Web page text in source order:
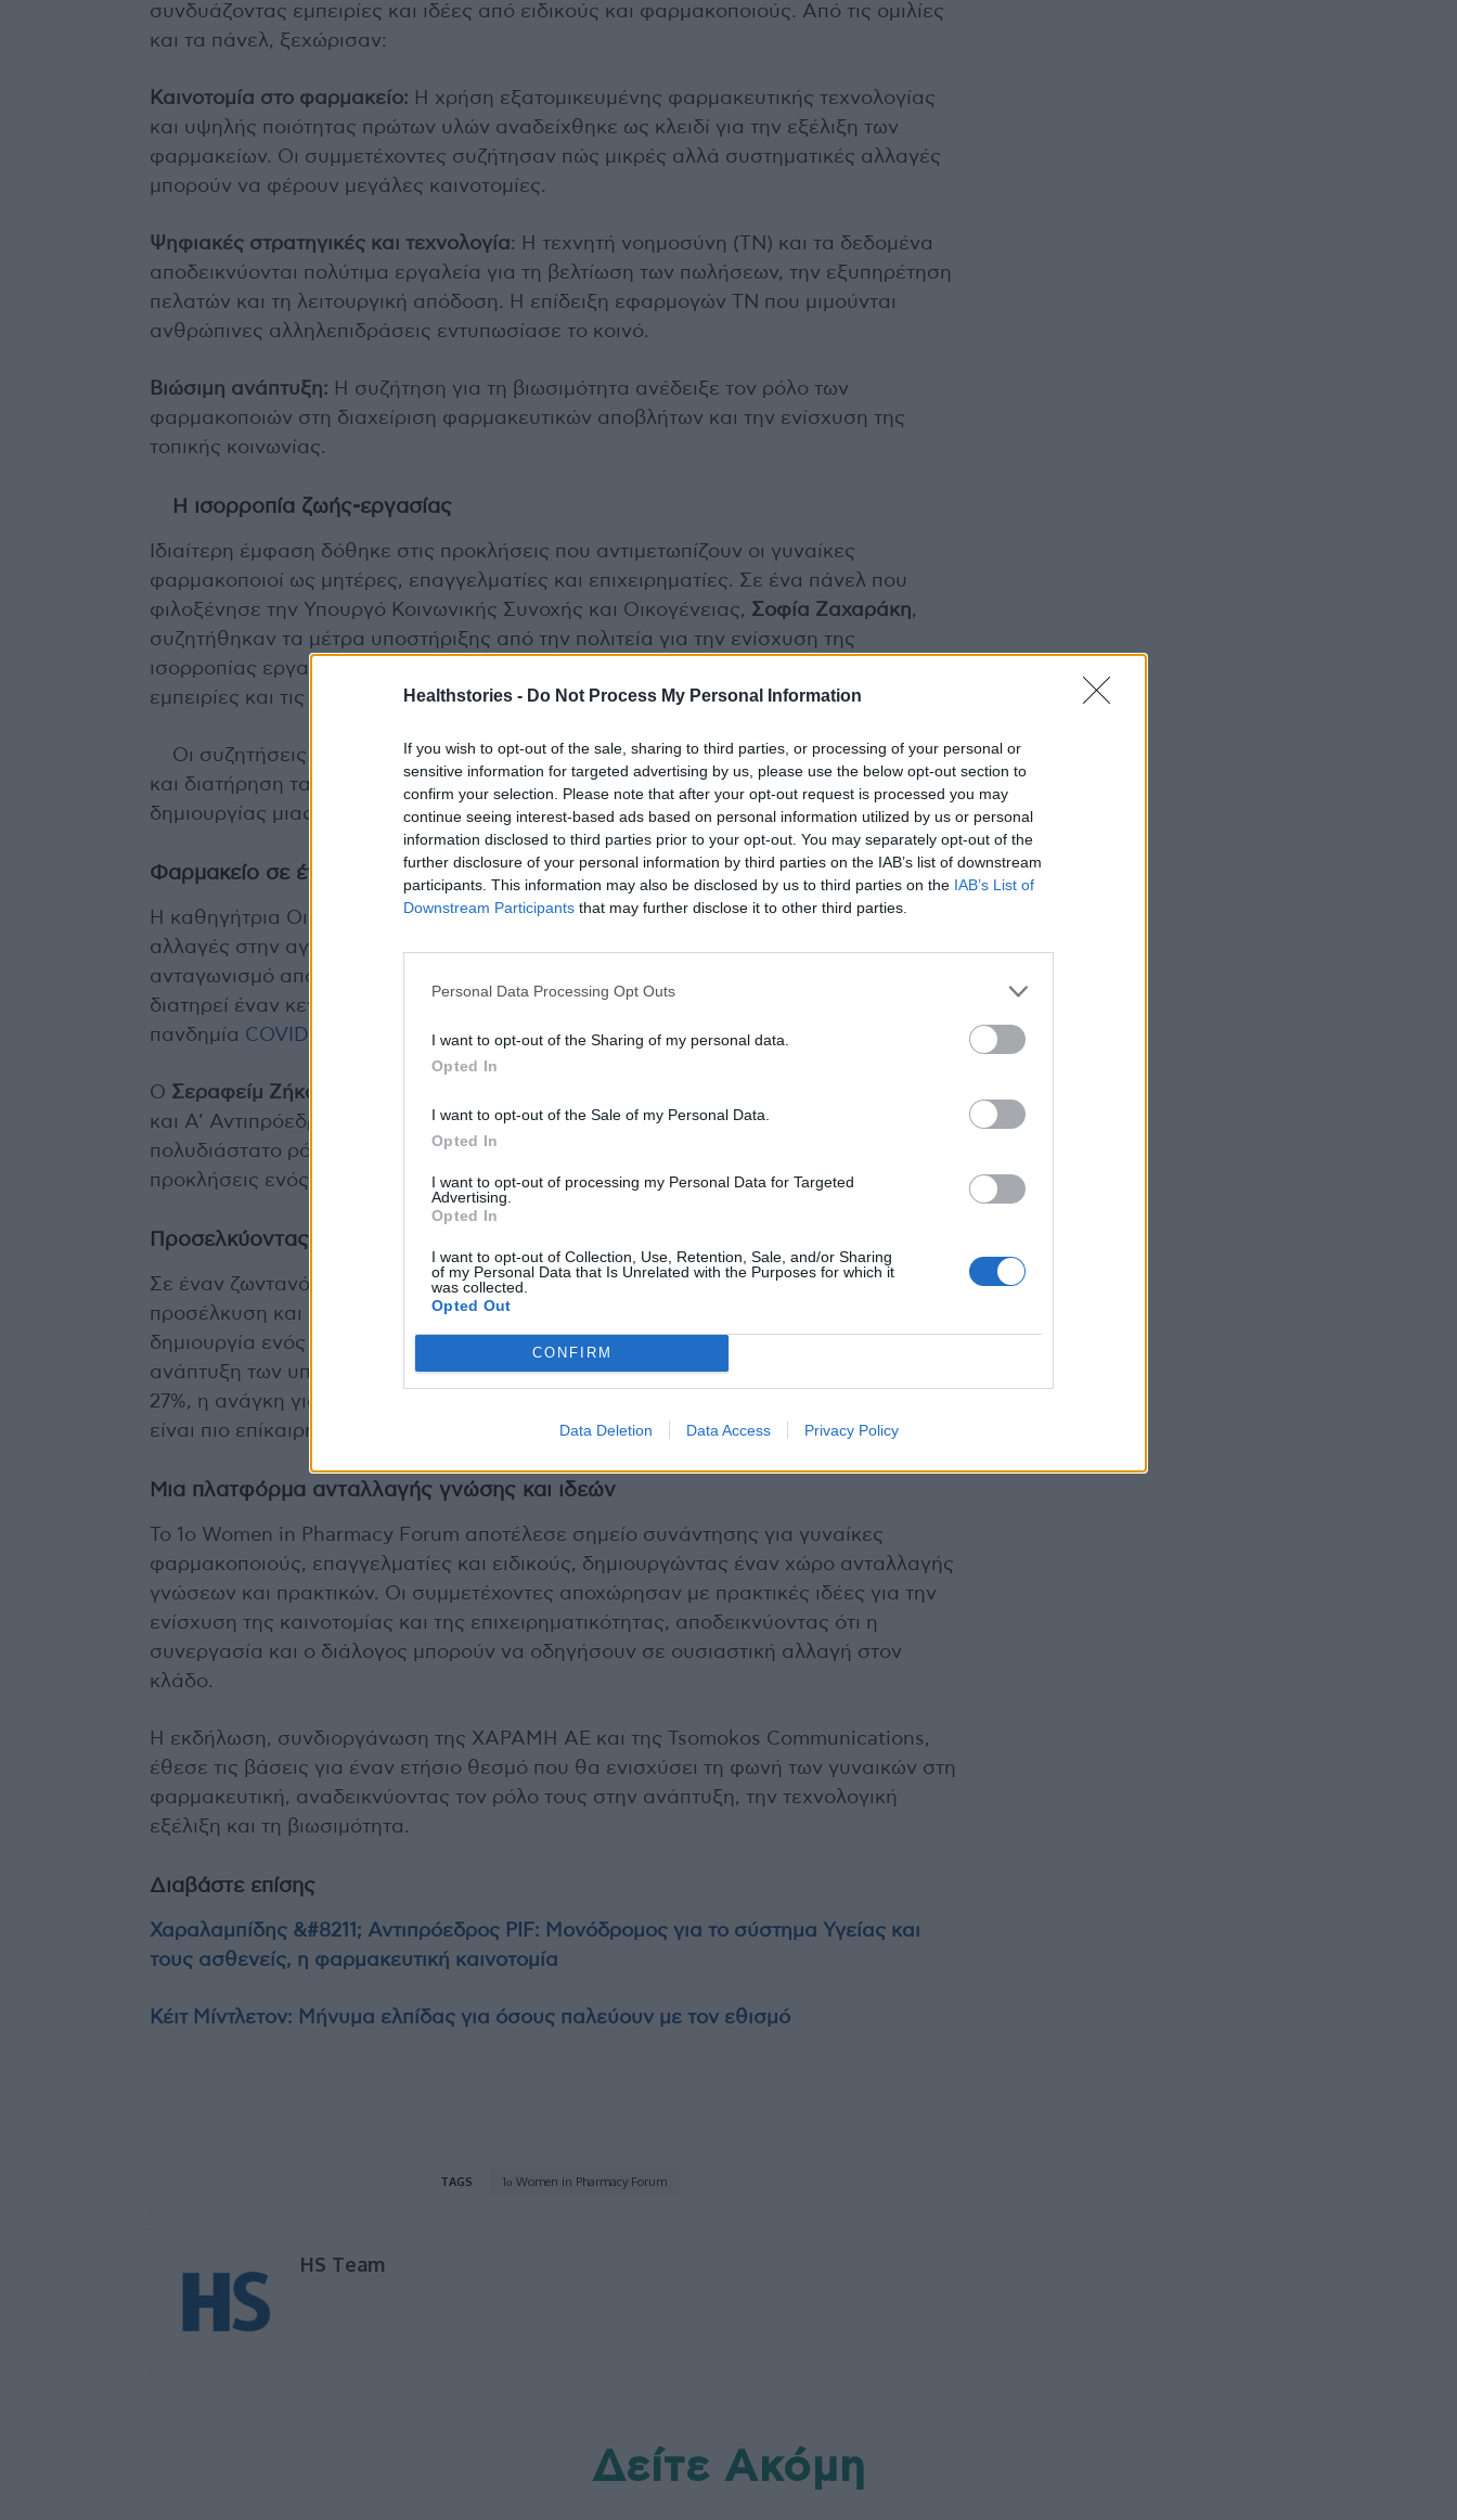
Healthstories - Do Not Process My Personal Information
If you wish to opt-out of the sale, sharing to third parties, or processing of your personal or
sensitive information for targeted advertising by us, please use the below opt-out section to
confirm your selection. Please note that after your opt-out request is processed you may
continue seeing interest-based ads based on personal information utilized by us or personal
information disclosed to third parties prior to your opt-out. You may separately opt-out of the
further disclosure of your personal information by third parties on the IAB’s list of downstream
participants. This information may also be disclosed by us to third parties on the IAB’s List of
Downstream Participants that may further disclose it to other third parties.
Personal Data Processing Opt Outs
I want to opt-out of the Sharing of my personal data.
Opted In
I want to opt-out of the Sale of my Personal Data.
Opted In
I want to opt-out of processing my Personal Data for Targeted
Advertising.
Opted In
I want to opt-out of Collection, Use, Retention, Sale, and/or Sharing
of my Personal Data that Is Unrelated with the Purposes for which it
was collected.
Opted Out
CONFIRM
Data Deletion Data Access Privacy Policy
συνδυάζοντας εμπειρίες και ιδέες από ειδικούς και φαρμακοποιούς. Από τις ομιλίες
και τα πάνελ, ξεχώρισαν:
Καινοτομία στο φαρμακείο: Η χρήση εξατομικευμένης φαρμακευτικής τεχνολογίας
και υψηλής ποιότητας πρώτων υλών αναδείχθηκε ως κλειδί για την εξέλιξη των
φαρμακείων. Οι συμμετέχοντες συζήτησαν πώς μικρές αλλά συστηματικές αλλαγές
μπορούν να φέρουν μεγάλες καινοτομίες.
Ψηφιακές στρατηγικές και τεχνολογία: Η τεχνητή νοημοσύνη (ΤΝ) και τα δεδομένα
αποδεικνύονται πολύτιμα εργαλεία για τη βελτίωση των πωλήσεων, την εξυπηρέτηση
πελατών και τη λειτουργική απόδοση. Η επίδειξη εφαρμογών ΤΝ που μιμούνται
ανθρώπινες αλληλεπιδράσεις εντυπωσίασε το κοινό.
Βιώσιμη ανάπτυξη: Η συζήτηση για τη βιωσιμότητα ανέδειξε τον ρόλο των
φαρμακοποιών στη διαχείριση φαρμακευτικών αποβλήτων και την ενίσχυση της
τοπικής κοινωνίας.
Η ισορροπία ζωής-εργασίας
Ιδιαίτερη έμφαση δόθηκε στις προκλήσεις που αντιμετωπίζουν οι γυναίκες
φαρμακοποιοί ως μητέρες, επαγγελματίες και επιχειρηματίες. Σε ένα πάνελ που
φιλοξένησε την Υπουργό Κοινωνικής Συνοχής και Οικογένειας, Σοφία Ζαχαράκη,
συζητήθηκαν τα μέτρα υποστήριξης από την πολιτεία για την ενίσχυση της
ισορροπίας εργασίας-ζωής, ενώ άλλες ομιλήτριες μοιράστηκαν τις προσωπικές τους
εμπειρίες και τις προκλήσεις που αντιμετωπίζουν καθημερινά.
Οι συζητήσεις περιλάμβαναν επίσης τις βέλτιστες πρακτικές για την προσέλκυση
και διατήρηση ταλέντων στον χώρο εργασίας. Ειδικοί υπογράμμισαν τη σημασία της
δημιουργίας μιας υποστηρικτικής κουλτούρας για τους εργαζόμενους.
Φαρμακείο σε έναν μεταβαλλόμενο κόσμο
Η καθηγήτρια Οικονομικής Κοινωνιολογίας του ΕΚΠΑ,Βάλια Αρανίτου, ανέλυσε τις
αλλαγές στην αγορά, με την ταυτόχρονη άνοδο των ΜΗΣΥΦΑ και τον αυξανόμενο
ανταγωνισμό από τα ηλεκτρονικά φαρμακεία. Παρά τις αλλαγές, ο φαρμακοποιός
διατηρεί έναν κεντρικό ρόλο στην πρωτοβάθμια φροντίδα υγείας, ιδιαίτερα μετά την
πανδημία COVID-19
Ο Σεραφείμ Ζήκας
και Α’ Αντιπρόεδρος του Πανελληνίου Φαρμακευτικού Συλλόγου, επεσήμανε τον
πολυδιάστατο ρόλο του φαρμακοποιού, που καλείται να ανταποκριθεί στις
προκλήσεις ενός διαρκώς εξελισσόμενου περιβάλλοντος.
Προσελκύοντας και διατηρώντας ταλέντα στο φαρμακείο
Σε έναν ζωντανό διάλογο, οι συμμετέχοντες ανέλυσαν στρατηγικές για την
προσέλκυση και διατήρηση ταλαντούχων εργαζομένων. Έμφαση δόθηκε στη
δημιουργία ενός ελκυστικού εργασιακού περιβάλλοντος, που ενθαρρύνει την
ανάπτυξη των υπαλλήλων. Η συζήτηση ανέδειξε ότι, με το turnover rate να φτάνει το
27%, η ανάγκη για παροχή κινήτρων και η υποστήριξη της εξέλιξης των εργαζομένων
είναι πιο επίκαιρη από ποτέ.
Μια πλατφόρμα ανταλλαγής γνώσης και ιδεών
Το 1ο Women in Pharmacy Forum αποτέλεσε σημείο συνάντησης για γυναίκες
φαρμακοποιούς, επαγγελματίες και ειδικούς, δημιουργώντας έναν χώρο ανταλλαγής
γνώσεων και πρακτικών. Οι συμμετέχοντες αποχώρησαν με πρακτικές ιδέες για την
ενίσχυση της καινοτομίας και της επιχειρηματικότητας, αποδεικνύοντας ότι η
συνεργασία και ο διάλογος μπορούν να οδηγήσουν σε ουσιαστική αλλαγή στον
κλάδο.
Η εκδήλωση, συνδιοργάνωση της ΧΑΡΑΜΗ ΑΕ και της Tsomokos Communications,
έθεσε τις βάσεις για έναν ετήσιο θεσμό που θα ενισχύσει τη φωνή των γυναικών στη
φαρμακευτική, αναδεικνύοντας τον ρόλο τους στην ανάπτυξη, την τεχνολογική
εξέλιξη και τη βιωσιμότητα.
Διαβάστε επίσης
Χαραλαμπίδης &#8211; Αντιπρόεδρος PIF: Μονόδρομος για το σύστημα Υγείας και
τους ασθενείς, η φαρμακευτική καινοτομία
Κέιτ Μίντλετον: Μήνυμα ελπίδας για όσους παλεύουν με τον εθισμό
TAGS 1ο Women in Pharmacy Forum
HS Team
Δείτε Ακόμη